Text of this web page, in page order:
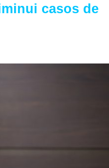
casos de